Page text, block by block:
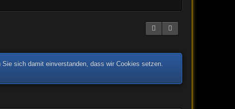
sich damit einverstanden, dass wir Cookies setzen.